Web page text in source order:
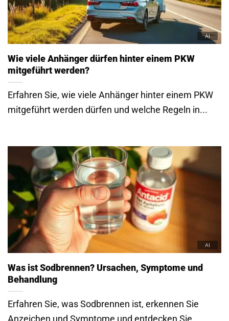
Wie viele Anhänger dürfen hinter einem PKW
mitgeführt werden?
Erfahren Sie, wie viele Anhänger hinter einem PKW
mitgeführt werden dürfen und welche Regeln in...
Was ist Sodbrennen? Ursachen, Symptome und
Behandlung
Erfahren Sie, was Sodbrennen ist, erkennen Sie
Anzeichen und Symptome und entdecken Sie